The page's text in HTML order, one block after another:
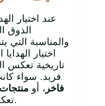
عند اختيار
والمناسبة التي
اختيار
تاريخية تعكس
فريد. سواء
فاخر ، أو
تعكس المعنى الذي تريد نقله.